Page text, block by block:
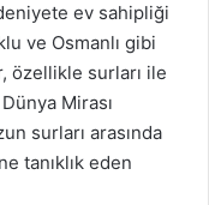
ev sahipliği
ve Osmanlı gibi
özellikle surları ile
Mirası
surları arasında
tanıklık eden